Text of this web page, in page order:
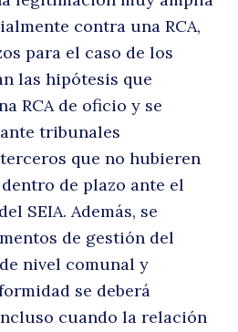
contra una RCA,
para el caso de los
las hipótesis que
RCA de oficio y se
tribunales
que no hubieren
de plazo ante el
SEIA. Además, se
de gestión del
nivel comunal y
se deberá
cuando la relación